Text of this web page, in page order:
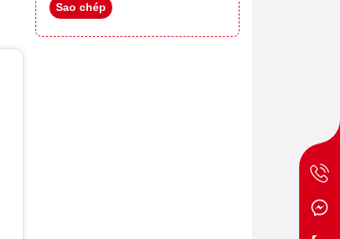
Sao chép